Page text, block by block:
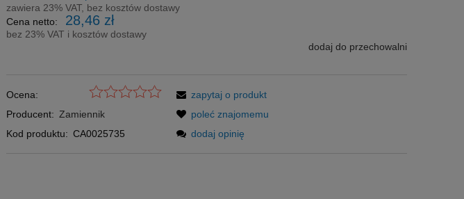
zawiera 23% VAT, bez kosztów dostawy
Cena netto:
28,46 zł
bez 23% VAT i kosztów dostawy
dodaj do przechowalni
Ocena:
Producent: Zamiennik
Kod produktu: CA0025735
zapytaj o produkt
poleć znajomemu
dodaj opinię